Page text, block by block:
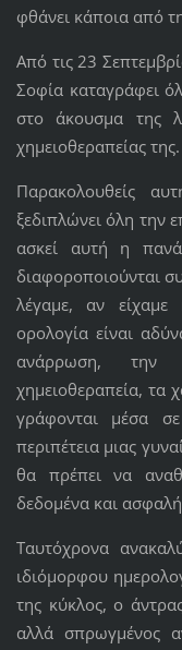
φθάνει κάποια από
Από τις 23
Σοφία καταγράφει
στο άκουσμα της
χημειοθεραπείας της.
Παρακολουθείς
ξεδιπλώνει όλη την
ασκεί αυτή η
διαφοροποιούνται
λέγαμε, αν
ορολογία είναι
ανάρρωση, την
χημειοθεραπεία, τα
γράφονται μέσα
περιπέτεια μιας
θα πρέπει να
δεδομένα και ασφαλή
Ταυτόχρονα
ιδιόμορφου
της κύκλος, ο
αλλά σπρωγμένος